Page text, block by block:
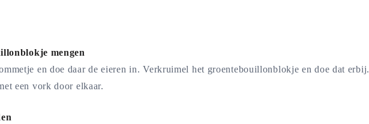
mengen
en doe daar de eieren in. Verkruimel het groentebouillonblokje en doe dat erbij.
een vork door elkaar.